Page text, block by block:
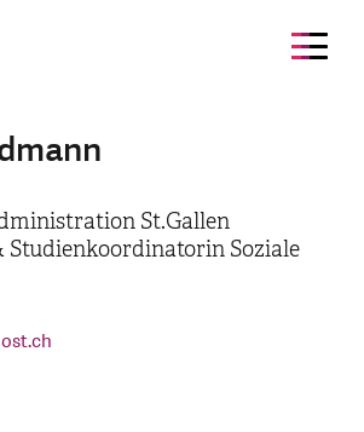
St.Gallen
Studienkoordinatorin Soziale
ost.ch